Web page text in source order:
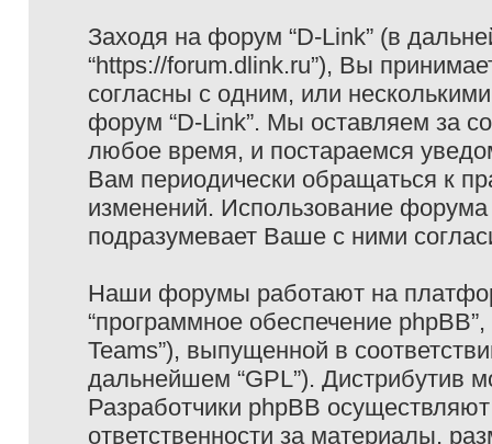
Заходя на форум “D-Link” (в
“https://forum.dlink.ru”), Вы
согласны с одним, или
форум “D-Link”. Мы оставляем за
любое время, и постараемся
Вам периодически обращаться к
изменений. Использование
подразумевает Ваше с ними
Наши форумы работают на
“программное обеспечение
Teams”), выпущенной в
дальнейшем “GPL”). Дистрибутив
Разработчики phpBB
ответственности за материалы,